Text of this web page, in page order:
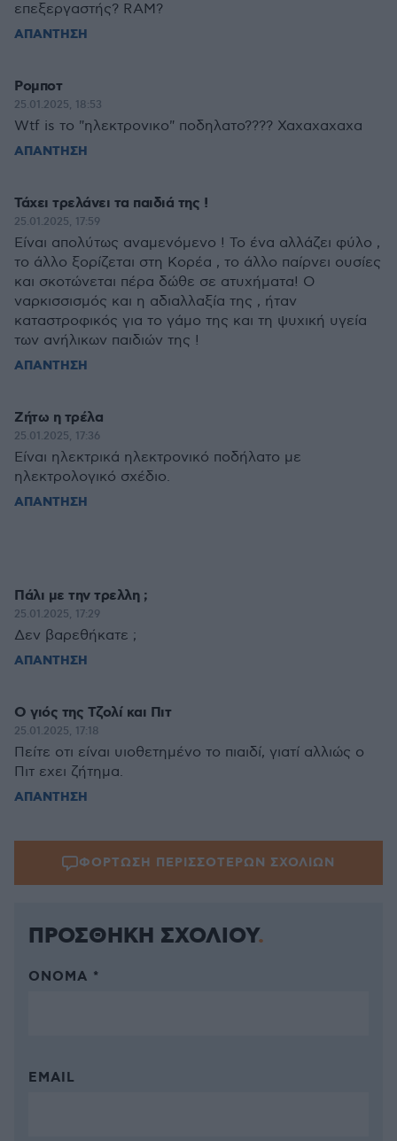
επεξεργαστής? RAM?
ΑΠΑΝΤΗΣΗ
Ρομποτ
25.01.2025, 18:53
Wtf is το "ηλεκτρονικο" ποδηλατο???? Χαχαχαχαχα
ΑΠΑΝΤΗΣΗ
Τάχει τρελάνει τα παιδιά της !
25.01.2025, 17:59
Είναι απολύτως αναμενόμενο ! Το ένα αλλάζει φύλο ,
το άλλο ξορίζεται στη Κορέα , το άλλο παίρνει ουσίες
και σκοτώνεται πέρα δώθε σε ατυχήματα! Ο
ναρκισσισμός και η αδιαλλαξία της , ήταν
καταστροφικός για το γάμο της και τη ψυχική υγεία
των ανήλικων παιδιών της !
ΑΠΑΝΤΗΣΗ
Ζήτω η τρέλα
25.01.2025, 17:36
Είναι ηλεκτρικά ηλεκτρονικό ποδήλατο με
ηλεκτρολογικό σχέδιο.
ΑΠΑΝΤΗΣΗ
Πάλι με την τρελλη ;
25.01.2025, 17:29
Δεν βαρεθήκατε ;
ΑΠΑΝΤΗΣΗ
Ο γιός της Τζολί και Πιτ
25.01.2025, 17:18
Πείτε οτι είναι υιοθετημένο το πιαιδί, γιατί αλλιώς ο
Πιτ εχει ζήτημα.
ΑΠΑΝΤΗΣΗ
ΦΟΡΤΩΣΗ ΠΕΡΙΣΣΟΤΕΡΩΝ ΣΧΟΛΙΩΝ
ΠΡΟΣΘΗΚΗ ΣΧΟΛΙΟΥ
ΌΝΟΜΑ *
EMAIL